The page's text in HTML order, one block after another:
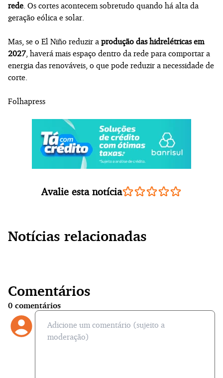
rede. Os cortes acontecem sobretudo quando há alta da
geração eólica e solar.
Mas, se o El Niño reduzir a produção das hidrelétricas em
2027, haverá mais espaço dentro da rede para comportar a
energia das renováveis, o que pode reduzir a necessidade de
corte.
Folhapress
Avalie esta notícia
Notícias relacionadas
Comentários
0 comentários